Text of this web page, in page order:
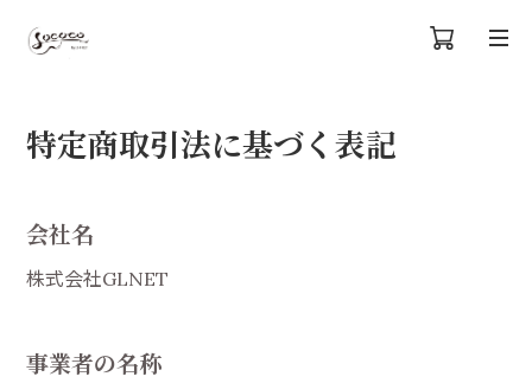
特定商取引法に基づく表記
会社名
株式会社GLNET
事業者の名称